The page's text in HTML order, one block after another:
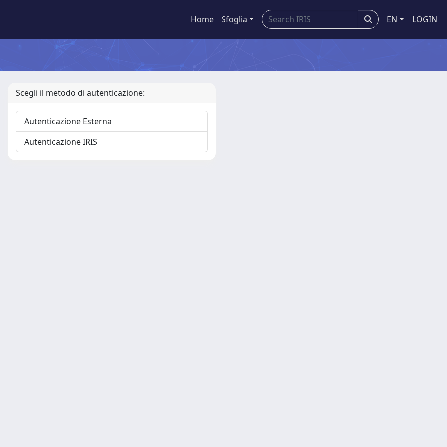
Home Sfoglia EN LOGIN
Scegli il metodo di autenticazione:
Autenticazione Esterna
Autenticazione IRIS